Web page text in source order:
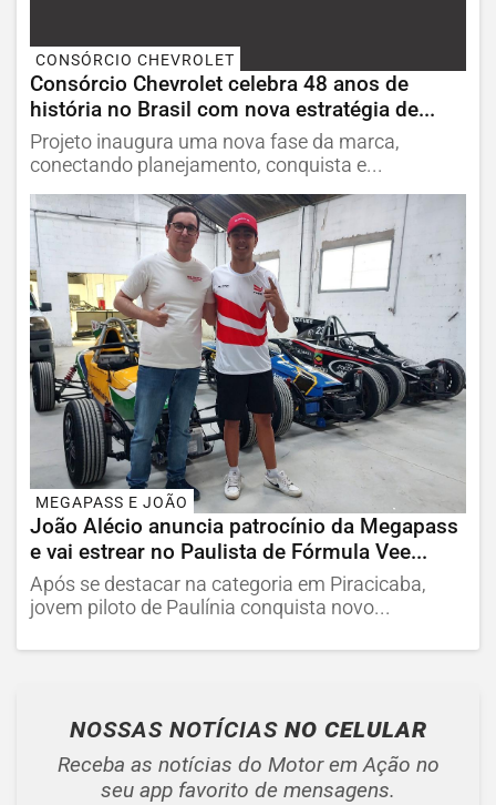
CONSÓRCIO CHEVROLET
Consórcio Chevrolet celebra 48 anos de
história no Brasil com nova estratégia de...
Projeto inaugura uma nova fase da marca,
conectando planejamento, conquista e...
MEGAPASS E JOÃO
João Alécio anuncia patrocínio da Megapass
e vai estrear no Paulista de Fórmula Vee...
Após se destacar na categoria em Piracicaba,
jovem piloto de Paulínia conquista novo...
NOSSAS NOTÍCIAS NO CELULAR
Receba as notícias do Motor em Ação no
seu app favorito de mensagens.